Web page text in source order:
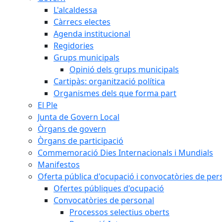
L'alcaldessa
Càrrecs electes
Agenda institucional
Regidories
Grups municipals
Opinió dels grups municipals
Cartipàs: organització política
Organismes dels que forma part
El Ple
Junta de Govern Local
Òrgans de govern
Òrgans de participació
Commemoració Dies Internacionals i Mundials
Manifestos
Oferta pública d'ocupació i convocatòries de
Ofertes públiques d'ocupació
Convocatòries de personal
Processos selectius oberts